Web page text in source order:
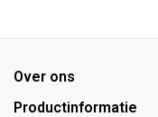
Over ons
Productinformatie